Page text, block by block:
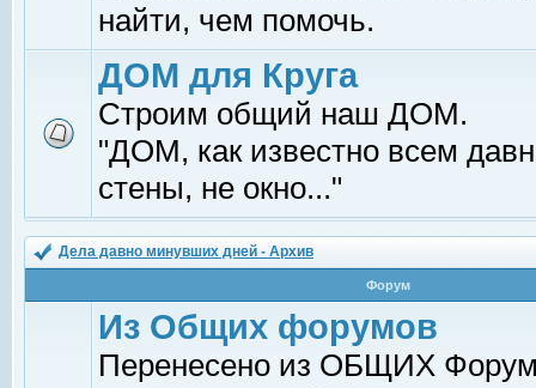
найти, чем помочь.
ДОМ для Круга
Строим общий наш ДОМ.
"ДОМ, как известно всем
стены, не окно..."
Дела давно минувших дней - Архив
Форум
Из Общих форумов
Перенесено из ОБЩИХ